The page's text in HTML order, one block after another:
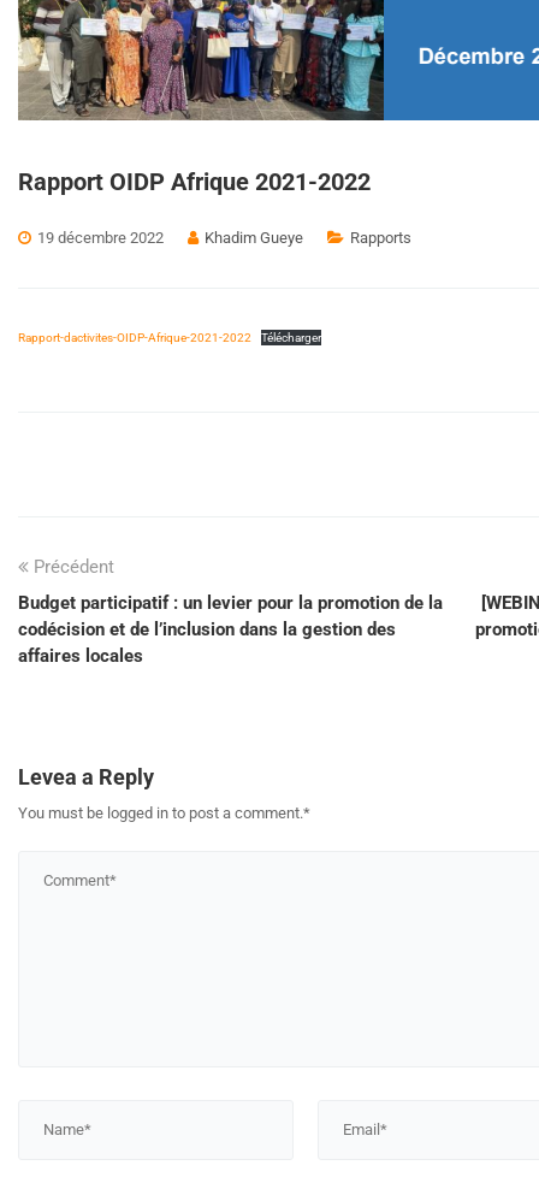
Rapport OIDP Afrique 2021-2022
19 décembre 2022 Khadim Gueye Rapports
Rapport-dactivites-OIDP-Afrique-2021-2022 Télécharger
Précédent
Budget participatif : un levier pour la promotion de la
codécision et de l’inclusion dans la gestion des
affaires locales
Levea a Reply
You must be logged in to post a comment.*